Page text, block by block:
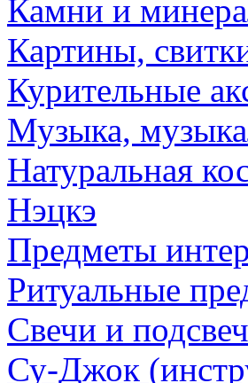
Камни и
Картины,
Курительные
Музыка,
Натуральная
Нэцкэ
Предметы
Ритуальные
Свечи и
Су-Джок